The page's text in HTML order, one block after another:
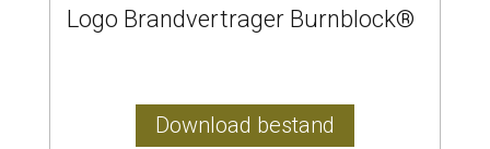
Logo Brandvertrager Burnblock®
Download bestand